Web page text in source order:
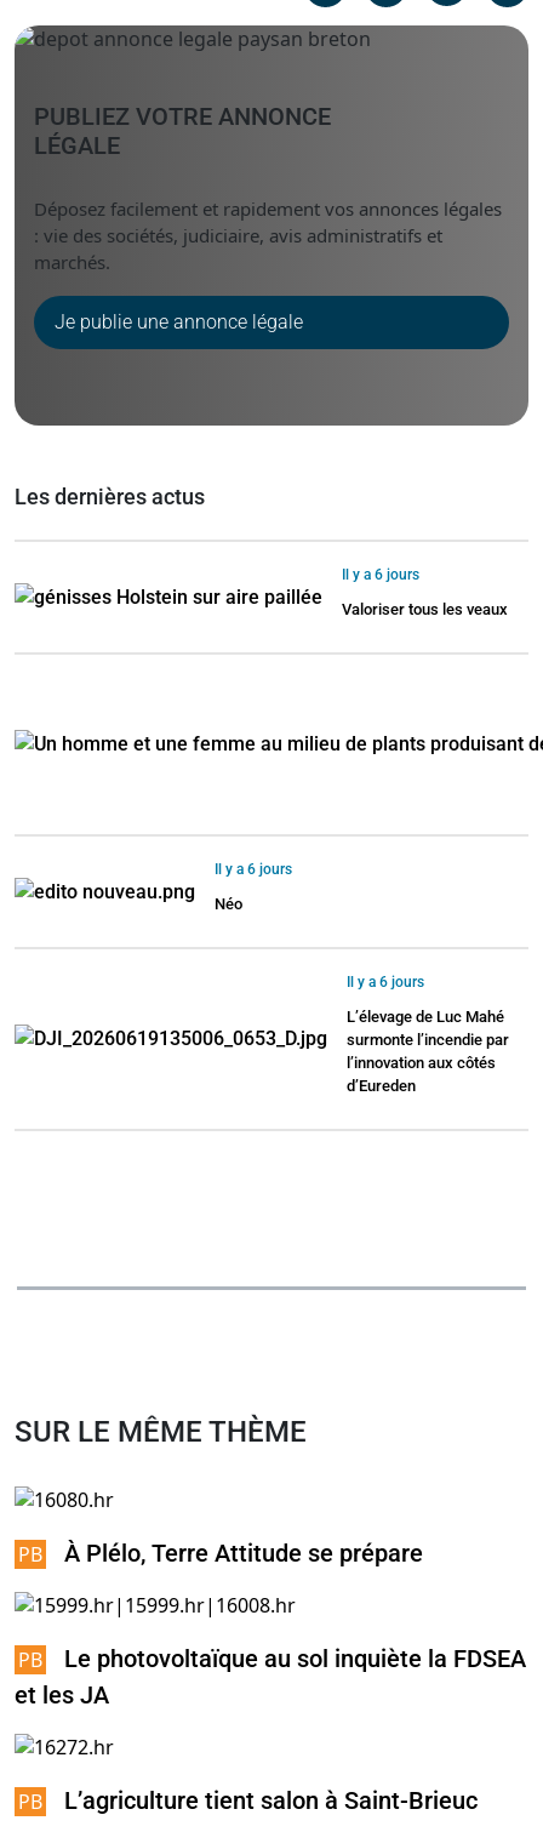
Linked
PUBLIEZ VOTRE ANNONCE
LÉGALE
Déposez facilement et rapidement vos annonces légales
: vie des sociétés, judiciaire, avis administratifs et
marchés.
Je publie une annonce légale
Les dernières actus
Il y a 6 jours
Valoriser tous les veaux
Il y a 6 jours
Néo
Il y a 6 jours
L’élevage de Luc Mahé
surmonte l’incendie par
l’innovation aux côtés
d’Eureden
SUR LE MÊME THÈME
À Plélo, Terre Attitude se prépare
Le photovoltaïque au sol inquiète la FDSEA
et les JA
L’agriculture tient salon à Saint-Brieuc